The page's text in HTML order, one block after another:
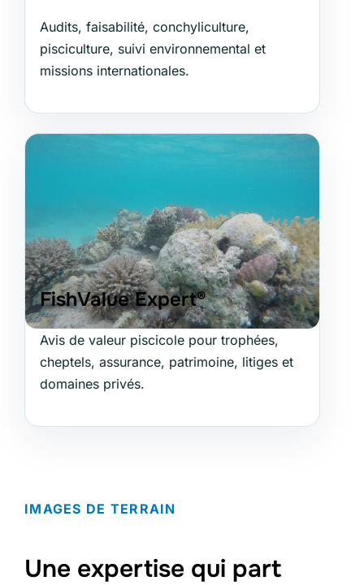
Audits, faisabilité, conchyliculture,
pisciculture, suivi environnemental et
missions internationales.
FishValue Expert®
Avis de valeur piscicole pour trophées,
cheptels, assurance, patrimoine, litiges et
domaines privés.
IMAGES DE TERRAIN
Une expertise qui part